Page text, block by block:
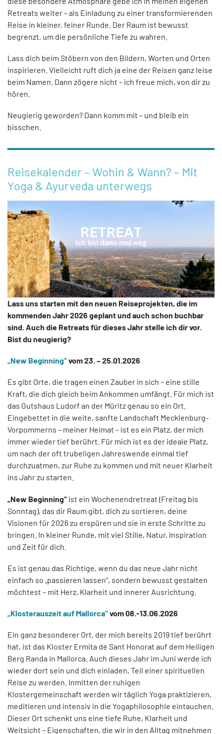
Retreats weiter – als Einladung zu einer transformierenden
Reise in kleiner, feiner Runde. Der Raum ist bewusst
begrenzt, um die persönliche Tiefe zu wahren.
Lass dich beim Stöbern von den Bildern, Worten und Orten
inspirieren. Vielleicht ruft dich ja eine der Reisen ganz leise
beim Namen. Dann zögere nicht – ich freue mich, von dir zu
hören.
Neugierig geworden? Dann komm mit – und bleib ein
bisschen.
Reisekalender – Wohin & Wann? – Mit
Yoga & Ayurveda unterwegs
Lass uns starten mit den neuen Reiseprojekten, die im
kommenden Jahr 2026 geplant und auch schon buchbar
sind. Auch die Retreats für dieses Jahr stelle ich dir vor.
Bist du neugierig?
„New Beginning“vom 23. – 25.01.2026
Es gibt Orte, die tragen einen Zauber in sich – eine stille
Kraft, die dich gleich beim Ankommen umfängt. Für mich ist
das Gutshaus Ludorf an der Müritz genau so ein Ort.
Eingebettet in die weite, sanfte Landschaft Mecklenburg-
Vorpommerns – meiner Heimat – ist es ein Platz, der mich
immer wieder tief berührt. Für mich ist es der ideale Platz,
um nach der oft trubeligen Jahreswende einmal tief
durchzuatmen, zur Ruhe zu kommen und mit neuer Klarheit
ins Jahr zu starten.
„New Beginning“ ist ein Wochenendretreat (Freitag bis
Sonntag), das dir Raum gibt, dich zu sortieren, deine
Visionen für 2026 zu erspüren und sie in erste Schritte zu
bringen. In kleiner Runde, mit viel Stille, Natur, Inspiration
und Zeit für dich.
Es ist genau das Richtige, wenn du das neue Jahr nicht
einfach so „passieren lassen“, sondern bewusst gestalten
möchtest – mit Herz, Klarheit und innerer Ausrichtung.
„Klosterauszeit auf Mallorca“vom 08.-13.06.2026
Ein ganz besonderer Ort, der mich bereits 2019 tief berührt
hat, ist das Kloster Ermita de Sant Honorat auf dem Heiligen
Berg Randa in Mallorca. Auch dieses Jahr im Juni werde ich
wieder dort sein und dich einladen, Teil einer spirituellen
Reise zu werden. Inmitten der ruhigen
Klostergemeinschaft werden wir täglich Yoga praktizieren,
meditieren und intensiv in die Yogaphilosophie eintauchen.
Dieser Ort schenkt uns eine tiefe Ruhe, Klarheit und
Weitsicht – Eigenschaften, die wir in den Alltag mitnehmen